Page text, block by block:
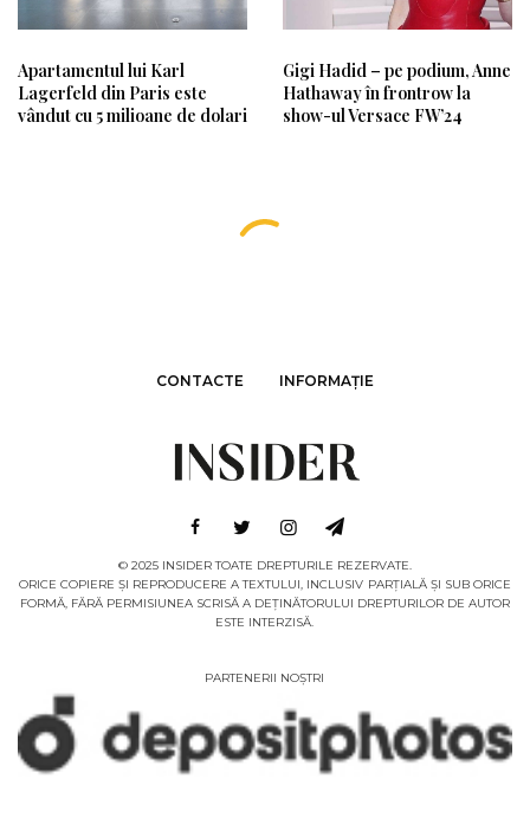
Apartamentul lui Karl
Lagerfeld din Paris este
vândut cu 5 milioane de dolari
Gigi Hadid – pe podium, Anne
Hathaway în frontrow la
show-ul Versace FW’24
CONTACTE INFORMAȚIE
© 2025 INSIDER TOATE DREPTURILE REZERVATE.
ORICE COPIERE ȘI REPRODUCERE A TEXTULUI, INCLUSIV PARȚIALĂ ȘI SUB ORICE
FORMĂ, FĂRĂ PERMISIUNEA SCRISĂ A DEȚINĂTORULUI DREPTURILOR DE AUTOR
ESTE INTERZISĂ.
PARTENERII NOȘTRI